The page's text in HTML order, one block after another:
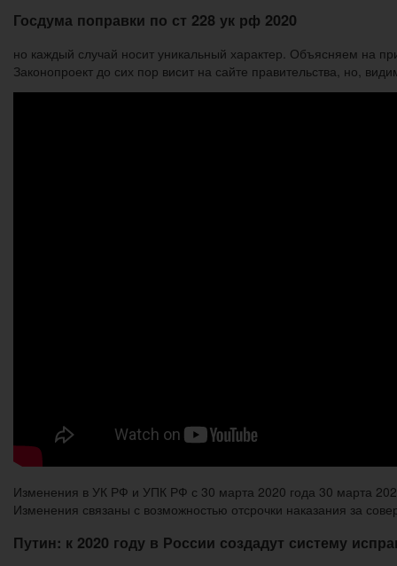
Госдума поправки по ст 228 ук рф 2020
но каждый случай носит уникальный характер. Объясняем на
Законопроект до сих пор висит на сайте правительства, но,
Изменения в УК РФ и УПК РФ с 30 марта 2020 года 30 марта
Изменения связаны с возможностью отсрочки наказания за
Путин: к 2020 году в России создадут систему